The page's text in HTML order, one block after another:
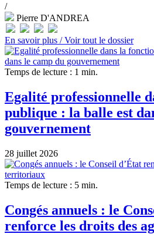
/
Pierre D'ANDREA
En savoir plus /Voir tout le dossier
Temps de lecture : 1 min.
Egalité professionnelle
publique : la balle est
gouvernement
28 juillet 2026
Temps de lecture : 5 min.
Congés annuels : le
renforce les droits des